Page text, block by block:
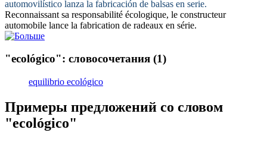
automovilístico lanza la fabricación de balsas en serie.
Reconnaissant sa responsabilité écologique, le constructeur
automobile lance la fabrication de radeaux en série.
"ecológico": словосочетания (1)
equilibrio ecológico
Примеры предложений со словом
"ecológico"